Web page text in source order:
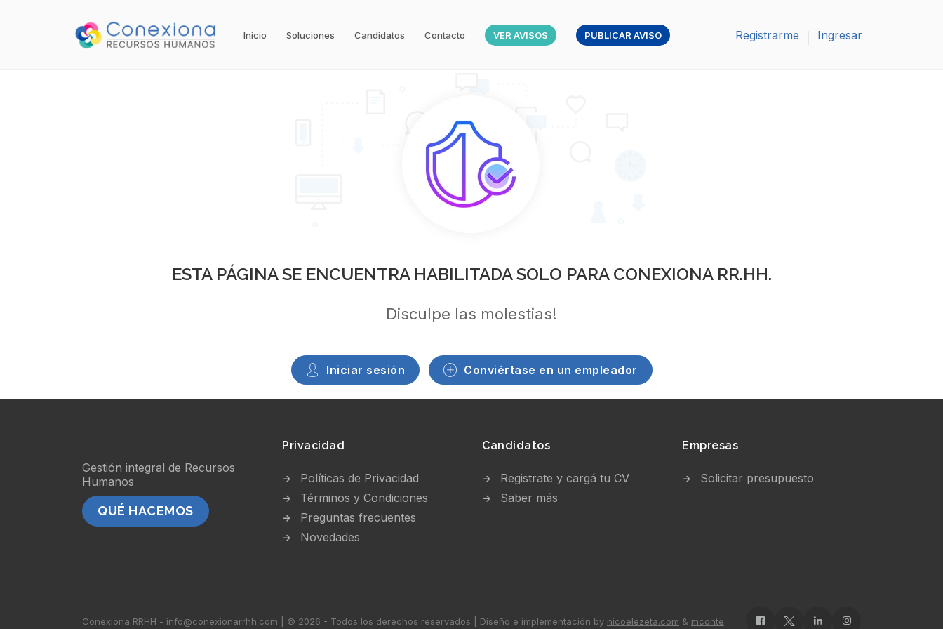
Inicio Soluciones Candidatos Contacto VER AVISOS PUBLICAR AVISO Registrarme Ingresar
ESTA PÁGINA SE ENCUENTRA HABILITADA SOLO PARA CONEXIONA RR.HH.
Disculpe las molestias!
Iniciar sesión Conviértase en un empleador
Gestión integral de Recursos
Humanos
QUÉ HACEMOS
Privacidad
Políticas de Privacidad
Términos y Condiciones
Preguntas frecuentes
Novedades
Candidatos
Registrate y cargá tu CV
Saber más
Empresas
Solicitar presupuesto
Conexiona RRHH - info@conexionarrhh.com | © 2026 - Todos los derechos reservados | Diseño e implementación by nicoelezeta.com & mconte.